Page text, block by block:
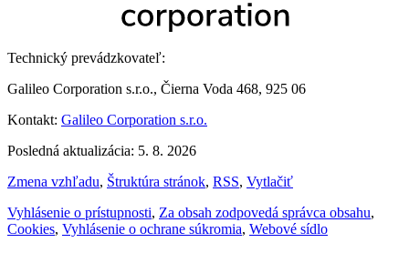
Technický prevádzkovateľ:
Galileo Corporation s.r.o., Čierna Voda 468, 925 06
Kontakt: Galileo Corporation s.r.o.
Posledná aktualizácia: 5. 8. 2026
Zmena vzhľadu, Štruktúra stránok, RSS, Vytlačiť
Vyhlásenie o prístupnosti, Za obsah zodpovedá správca obsahu,
Cookies, Vyhlásenie o ochrane súkromia, Webové sídlo